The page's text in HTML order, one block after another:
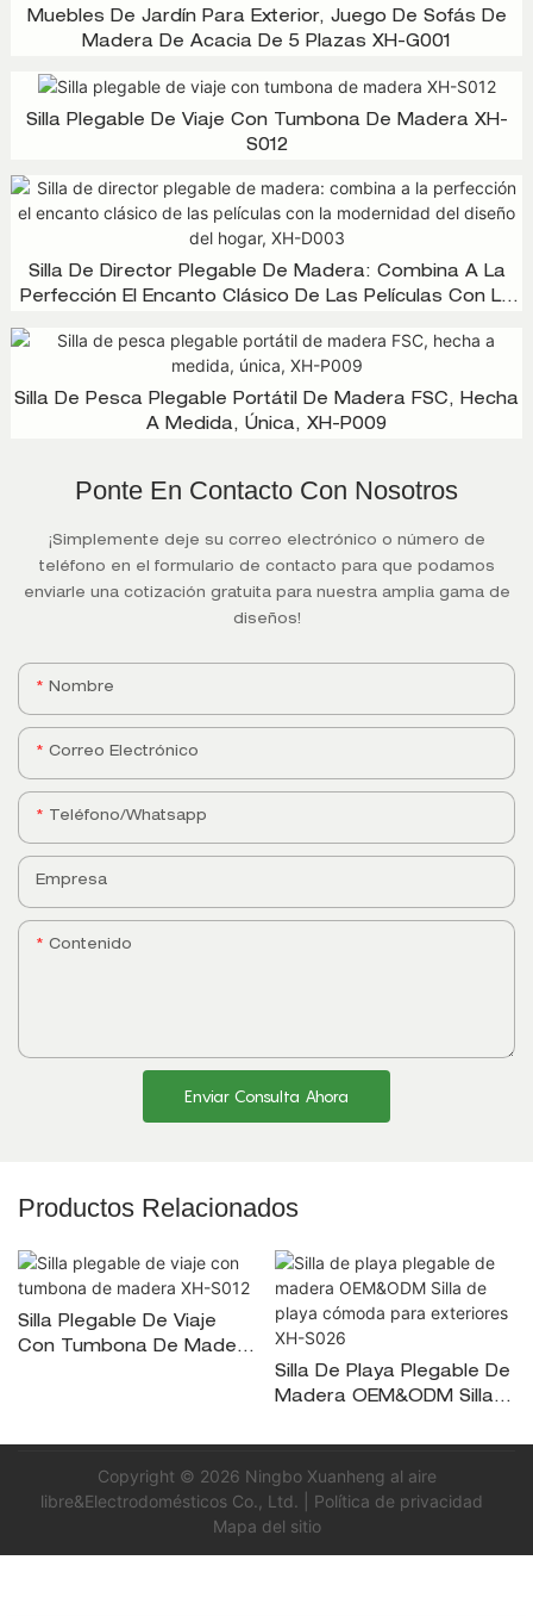
Muebles De Jardín Para Exterior, Juego De Sofás De
Madera De Acacia De 5 Plazas XH-G001
Silla Plegable De Viaje Con Tumbona De Madera XH-
S012
Silla De Director Plegable De Madera: Combina A La
Perfección El Encanto Clásico De Las Películas Con La
Silla De Pesca Plegable Portátil De Madera FSC, Hecha
A Medida, Única, XH-P009
Ponte En Contacto Con Nosotros
¡Simplemente deje su correo electrónico o número de
teléfono en el formulario de contacto para que podamos
enviarle una cotización gratuita para nuestra amplia gama de
diseños!
Nombre
Correo Electrónico
Teléfono/whatsapp
Empresa
Contenido
Enviar Consulta Ahora
Productos Relacionados
Silla Plegable De Viaje
Con Tumbona De Madera
Silla De Playa Plegable De
Madera OEM&ODM Silla
Exteriores XH-S026
Copyright © 2026 Ningbo Xuanheng al aire
libre&Electrodomésticos Co., Ltd. | Política de privacidad
Mapa del sitio